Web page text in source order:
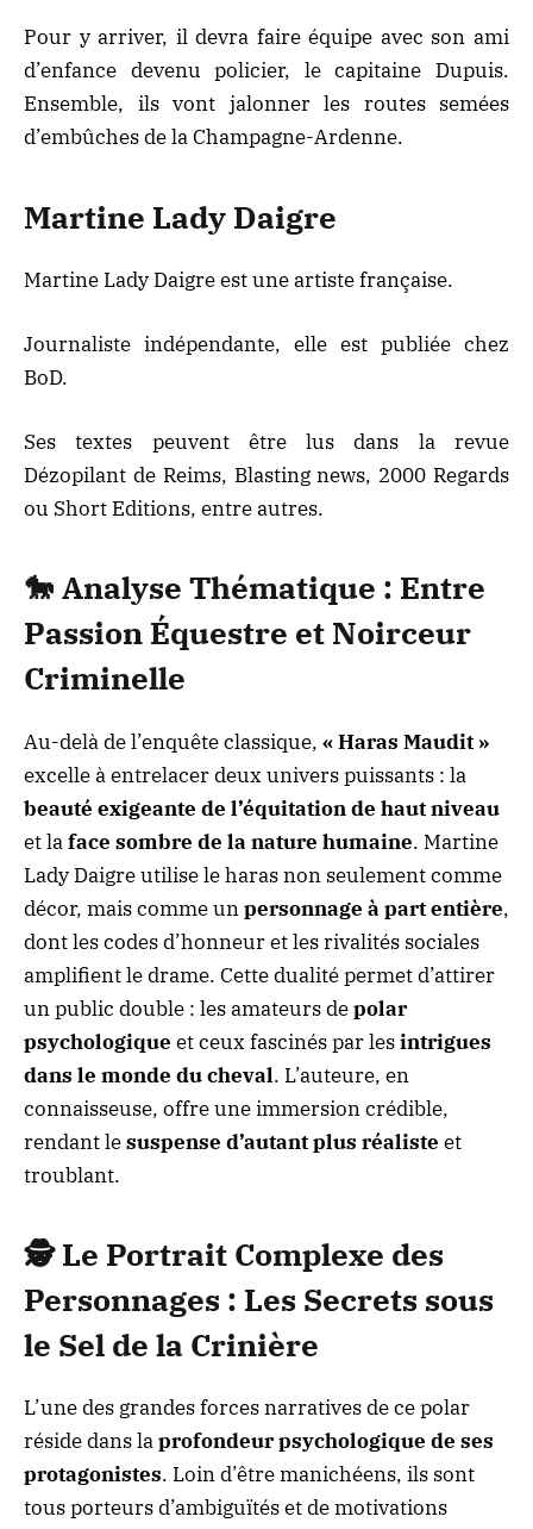
Pour y arriver, il devra faire équipe avec son ami
d’enfance devenu policier, le capitaine Dupuis.
Ensemble, ils vont jalonner les routes semées
d’embûches de laChampagne-Ardenne.
Martine Lady Daigre
Martine Lady Daigreest une artiste française.
Journaliste indépendante, elle est publiée chez
BoD.
Ses textes peuvent être lus dans la revue
Dézopilant de Reims, Blasting news, 2000 Regards
ou Short Editions, entre autres.
🐎 Analyse Thématique : Entre
Passion Équestre et Noirceur
Criminelle
Au-delà de l’enquête classique, « Haras Maudit »
excelle à entrelacer deux univers puissants : la
beauté exigeante de l’équitation de haut niveau
et laface sombre de la nature humaine. Martine
Lady Daigre utilise le haras non seulement comme
décor, mais comme unpersonnage à part entière,
dont les codes d’honneur et les rivalités sociales
amplifient le drame. Cette dualité permet d’attirer
un public double : les amateurs depolar
psychologique et ceux fascinés par lesintrigues
dans le monde du cheval. L’auteure, en
connaisseuse, offre une immersion crédible,
rendant lesuspense d’autant plus réaliste et
troublant.
🕵️Le Portrait Complexe des
Personnages : Les Secrets sous
le Sel de la Crinière
L’une des grandes forces narratives de ce polar
réside dans laprofondeur psychologique de ses
protagonistes. Loin d’être manichéens, ils sont
tous porteurs d’ambiguïtés et de motivations